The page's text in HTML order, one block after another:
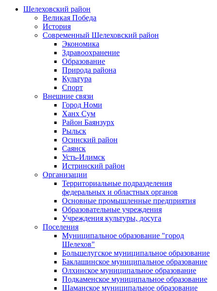
Шелеховский район
Великая Победа
История
Современный Шелеховский район
Экономика
Здравоохранение
Образование
Природа района
Культура
Спорт
Внешние связи
Город Номи
Ханх Сум
Район Баянзурх
Рыльск
Осинский район
Саянск
Усть-Илимск
Истринский район
Организации
Территориальные подразделения
федеральных и областных органов
Основные промышленные предприятия
Образовательные учреждения
Учреждения культуры, досуга
Поселения
Муниципальное образование "город
Шелехов"
Большелугское муниципальное образование
Баклашинское муниципальное образование
Олхинское муниципальное образование
Подкаменское муниципальное образование
Шаманское муниципальное образование